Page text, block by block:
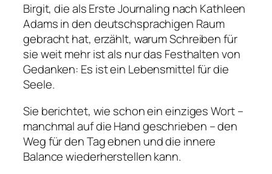
Birgit, die als Erste Journaling nach Kathleen
Adams in den deutschsprachigen Raum
gebracht hat, erzählt, warum Schreiben für
sie weit mehr ist als nur das Festhalten von
Gedanken: Es ist ein Lebensmittel für die
Seele.
Sie berichtet, wie schon ein einziges Wort –
manchmal auf die Hand geschrieben – den
Weg für den Tag ebnen und die innere
Balance wiederherstellen kann.